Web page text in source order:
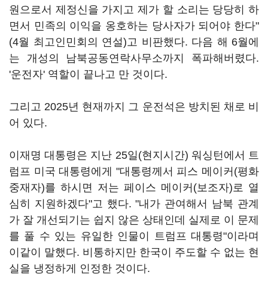
원으로서 제정신을 가지고 제가 할 소리는 당당히 하
면서 민족의 이익을 옹호하는 당사자가 되어야 한다"
(4월 최고인민회의 연설)고 비판했다. 다음 해 6월에
는 개성의 남북공동연락사무소까지 폭파해버렸다.
'운전자' 역할이 끝나고 만 것이다.
그리고 2025년 현재까지 그 운전석은 방치된 채로 비
어 있다.
이재명 대통령은 지난 25일(현지시간) 워싱턴에서 트
럼프 미국 대통령에게 "대통령께서 피스 메이커(평화
중재자)를 하시면 저는 페이스 메이커(보조자)로 열
심히 지원하겠다"고 했다. "내가 관여해서 남북 관계
가 잘 개선되기는 쉽지 않은 상태인데 실제로 이 문제
를 풀 수 있는 유일한 인물이 트럼프 대통령"이라며
이같이 말했다. 비통하지만 한국이 주도할 수 없는 현
실을 냉정하게 인정한 것이다.